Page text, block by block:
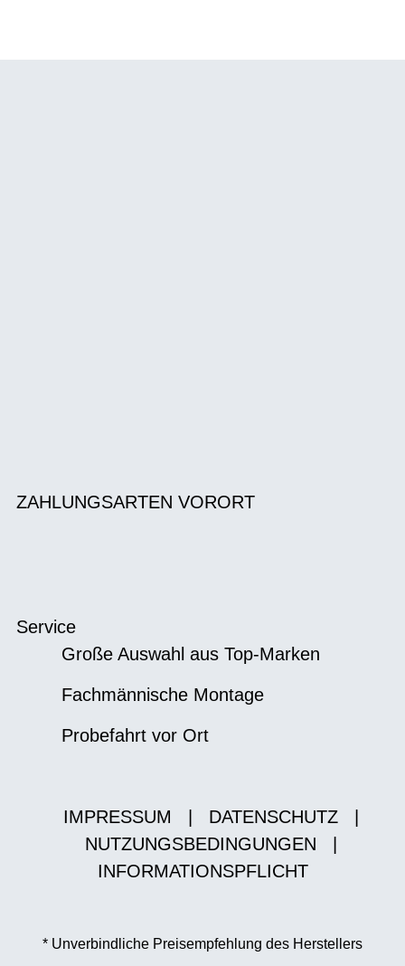
ZAHLUNGSARTEN VORORT
Service
Große Auswahl aus Top-Marken
Fachmännische Montage
Probefahrt vor Ort
IMPRESSUM DATENSCHUTZ
NUTZUNGSBEDINGUNGEN
INFORMATIONSPFLICHT
* Unverbindliche Preisempfehlung des Herstellers